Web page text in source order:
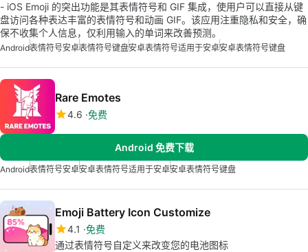
- iOS Emoji 的突出功能是其表情符号和 GIF 集成，使用户可以直接从键
盘访问各种表达丰富的表情符号和动画 GIF。该应用注重隐私和安全，确
保不收集个人信息，仅利用输入的单词来改善预测。
Android表情符号安卓表情符号键盘安卓表情符号适用于安卓安卓表情符号键盘
Rare Emotes
4.6 免费
Android 免费下载
Android表情符号安卓安卓表情符号适用于安卓安卓表情符号键盘
Emoji Battery Icon Customize
4.1 免费
通过表情符号自定义来改变您的电池图标